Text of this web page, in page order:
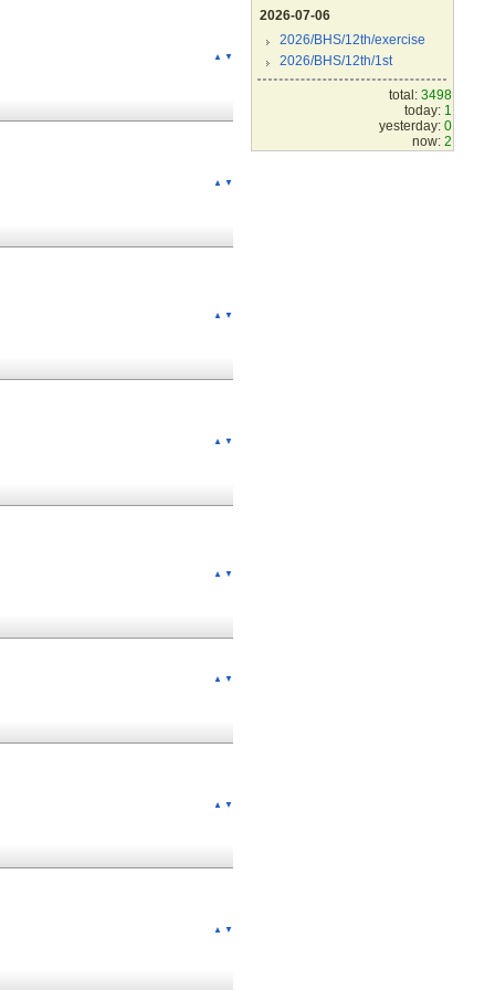
▲ ▼
▲ ▼
▲ ▼
▲ ▼
▲ ▼
▲ ▼
▲ ▼
▲ ▼
2026-07-06
2026/BHS/12th/exercise
2026/BHS/12th/1st
total: 3498
today: 1
yesterday: 0
now: 2